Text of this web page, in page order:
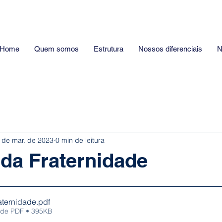
Home Quem somos Estrutura Nossos diferenciais
Fraternidade
mar. de 2023 0 min de leitura
.pdf
PDF • 395KB